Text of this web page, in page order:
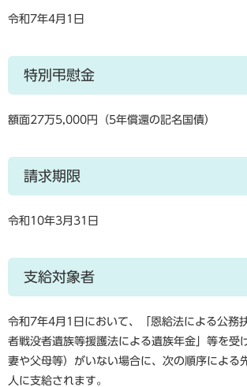
令和7年4月1日
特別弔慰金
額面27万5,000円（5年償還の記名国債）
請求期限
令和10年3月31日
支給対象者
令和7年4月1日において、「恩給法による公務
者戦没者遺族等援護法による遺族年金」等を受
妻や父母等）がいない場合に、次の順序による
人に支給されます。